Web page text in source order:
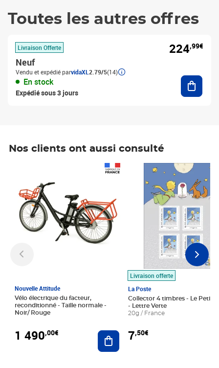
Toutes les autres offres
Livraison Offerte
Neuf
Vendu et expédié parvidaXL 2.79/5(14)
En stock
Expédié sous 3 jours
224,99€
Nos clients ont aussi consulté
Nouvelle Attitude
Vélo électrique du facteur,
reconditionné - Taille normale -
Noir/ Rouge
1 490,00€ Ajouter au panier
Livraison offerte
La Poste
Collector 4 timbres - Le Petit
- Lettre Verte
20g / France
7,50€
Prix 7,50€